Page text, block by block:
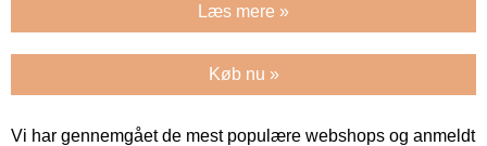
Læs mere »
Køb nu »
Vi har gennemgået de mest populære webshops og anmeldt